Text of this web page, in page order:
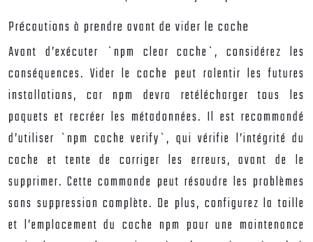
Précautions à prendre avant de vider le cache
Avant d’exécuter `npm clear cache`, considérez les
conséquences. Vider le cache peut ralentir les futures
installations, car npm devra retélécharger tous les
paquets et recréer les métadonnées. Il est recommandé
d’utiliser `npm cache verify`, qui vérifie l’intégrité du
cache et tente de corriger les erreurs, avant de le
supprimer. Cette commande peut résoudre les problèmes
sans suppression complète. De plus, configurez la taille
et l’emplacement du cache npm pour une maintenance